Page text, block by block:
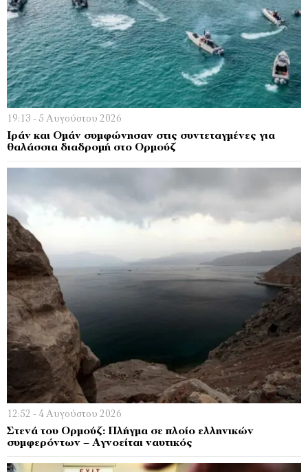
19:13 - 5 Αυγούστου 2026
Ιράν και Ομάν συμφώνησαν στις συντεταγμένες για
θαλάσσια διαδρομή στο Ορμούζ
12:52 - 4 Αυγούστου 2026
Στενά του Ορμούζ: Πλήγμα σε πλοίο ελληνικών
συμφερόντων – Αγνοείται ναυτικός